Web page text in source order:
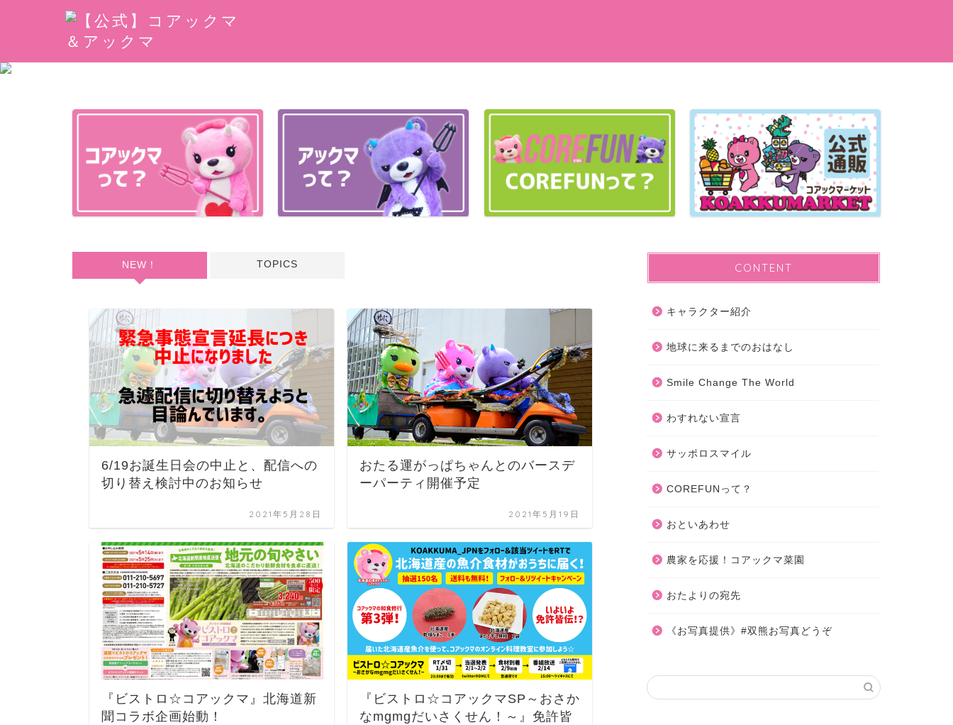
NEW！ TOPICS
6/19お誕生日会の中止と、配信への
切り替え検討中のお知らせ
2021年5月28日
おたる運がっぱちゃんとのバースデ
ーパーティ開催予定
2021年5月19日
『ビストロ☆コアックマ』北海道新
聞コラボ企画始動！
『ビストロ☆コアックマSP～おさか
なmgmgだいさくせん！～』免許皆
＆チェキ会《2026.4.24＆26》
アックマ様のバレンタインちょこP
CONTENT
キャラクター紹介
地球に来るまでのおはなし
Smile Change The World
わすれない宣言
サッポロスマイル
COREFUNって？
おといあわせ
農家を応援！コアックマ菜園
おたよりの宛先
《お写真提供》#双熊お写真どうぞ